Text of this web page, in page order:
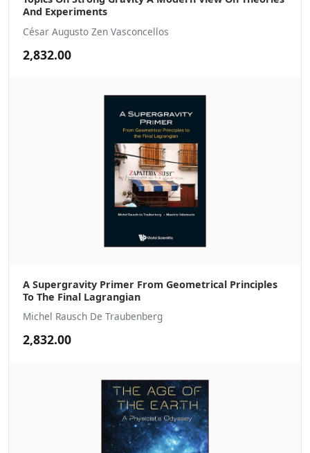
And Experiments
César Augusto Zen Vasconcellos
2,832.00
A Supergravity Primer From Geometrical Principles
To The Final Lagrangian
Michel Rausch De Traubenberg
2,832.00